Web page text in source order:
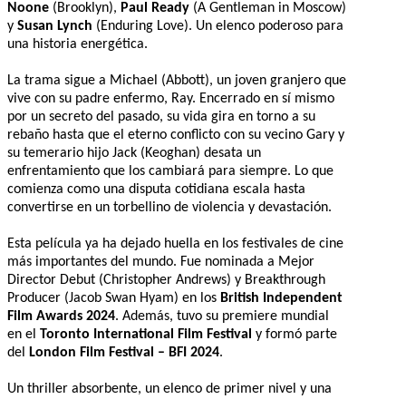
Noone (Brooklyn), Paul Ready (A Gentleman in Moscow)
y Susan Lynch (Enduring Love). Un elenco poderoso para
una historia energética.
La trama sigue a Michael (Abbott), un joven granjero que
vive con su padre enfermo, Ray. Encerrado en sí mismo
por un secreto del pasado, su vida gira en torno a su
rebaño hasta que el eterno conflicto con su vecino Gary y
su temerario hijo Jack (Keoghan) desata un
enfrentamiento que los cambiará para siempre. Lo que
comienza como una disputa cotidiana escala hasta
convertirse en un torbellino de violencia y devastación.
Esta película ya ha dejado huella en los festivales de cine
más importantes del mundo. Fue nominada a Mejor
Director Debut (Christopher Andrews) y Breakthrough
Producer (Jacob Swan Hyam) en los British Independent
Film Awards 2024. Además, tuvo su premiere mundial
en el Toronto International Film Festival y formó parte
del London Film Festival – BFI 2024.
Un thriller absorbente, un elenco de primer nivel y una